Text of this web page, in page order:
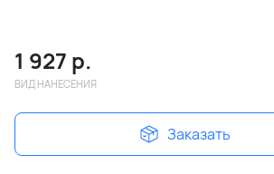
1 927 р.
ВИД НАНЕСЕНИЯ
Заказать